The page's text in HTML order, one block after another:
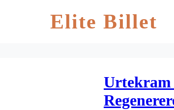
Elite Billet
Urtekram